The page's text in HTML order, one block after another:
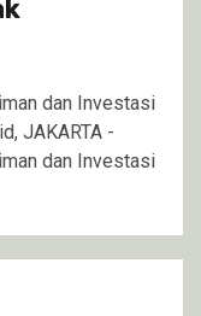
dan Investasi
JAKARTA -
dan Investasi